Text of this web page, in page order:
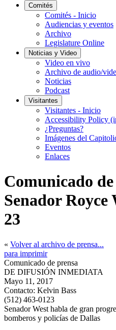
Comités
Comités - Inicio
Audiencias y eventos
Archivo
Legislature Online
Noticias y Video
Video en vivo
Archivo de audio/
Noticias
Podcast
Visitantes
Visitantes - Inicio
Accessibility Policy
¿Preguntas?
Imágenes del
Eventos
Enlaces
Comunicado
Senador
23
« Volver al archivo de prensa...
para imprimir
Comunicado de prensa
DE DIFUSIÓN INMEDIATA
Mayo 11, 2017
Contacto: Kelvin Bass
(512) 463-0123
Senador West habla de gran
bomberos y policías de Dallas